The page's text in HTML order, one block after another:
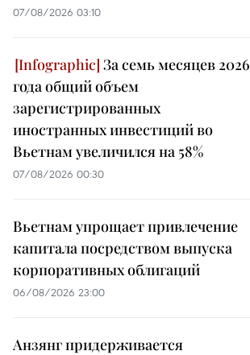
07/08/2026 03:10
За семь месяцев 2026
года общий объем
зарегистрированных
иностранных инвестиций во
Вьетнам увеличился на 58%
07/08/2026 00:30
Вьетнам упрощает привлечение
капитала посредством выпуска
корпоративных облигаций
06/08/2026 23:00
Анзянг придерживается